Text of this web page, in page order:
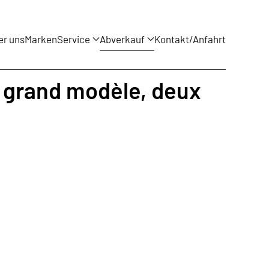
unsMarkenService Abverkauf Kontakt/Anfahrt
modèle, deux